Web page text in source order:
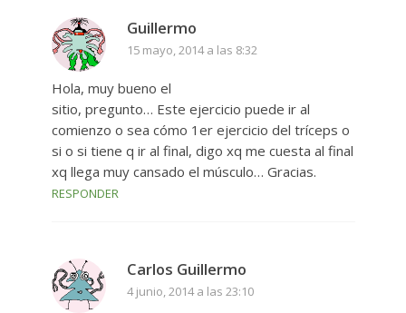
Guillermo
15 mayo, 2014 a las 8:32
Hola, muy bueno el
sitio, pregunto… Este ejercicio puede ir al
comienzo o sea cómo 1er ejercicio del tríceps o
si o si tiene q ir al final, digo xq me cuesta al final
xq llega muy cansado el músculo… Gracias.
RESPONDER
Carlos Guillermo
4 junio, 2014 a las 23:10